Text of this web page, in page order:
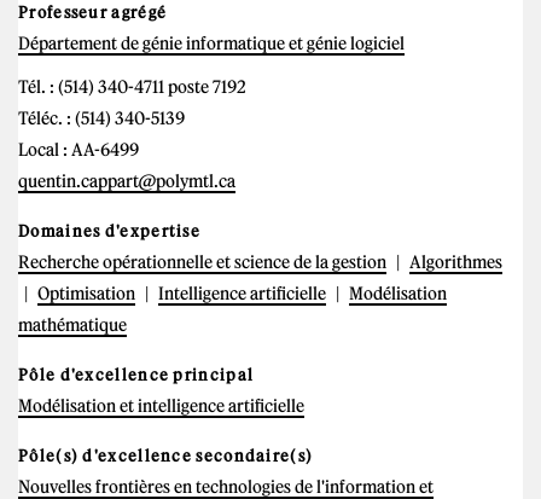
Professeur agrégé
Département de génie informatique et génie logiciel
Tél. : (514) 340-4711 poste 7192
Téléc. : (514) 340-5139
Local : AA-6499
quentin.cappart@polymtl.ca
Domaines d'expertise
Recherche opérationnelle et science de la gestion
Algorithmes
Optimisation
Intelligence artificielle
Modélisation
mathématique
Pôle d'excellence principal
Modélisation et intelligence artificielle
Pôle(s) d'excellence secondaire(s)
Nouvelles frontières en technologies de l'information et